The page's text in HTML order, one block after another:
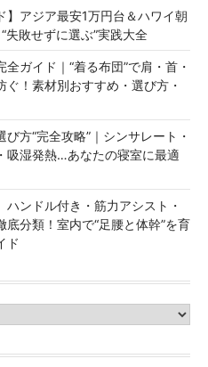
】アジア最安1万円台＆ハワイ朝
敗せずに選ぶ”実践大全
ガイド｜“着る布団”で肩・首・
ぐ！素材別おすすめ・選び方・
び方“完全攻略”｜シンサレート・
吸湿発熱…あなたの寝室に最適
ハンドル付き・筋力アシスト・
底分類！室内で“足腰と体幹”を育
ド